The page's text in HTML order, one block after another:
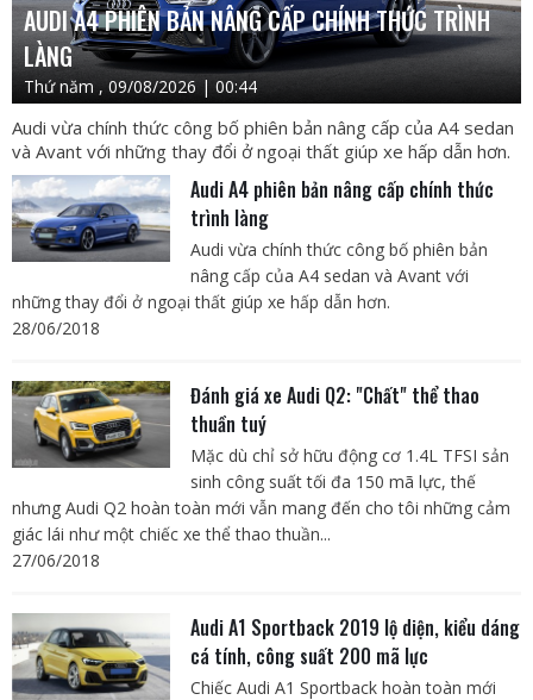
AUDI A4 PHIÊN BẢN NÂNG CẤP CHÍNH THỨC TRÌNH
LÀNG
Thứ năm , 09/08/2026 | 00:44
Audi vừa chính thức công bố phiên bản nâng cấp của A4 sedan
và Avant với những thay đổi ở ngoại thất giúp xe hấp dẫn hơn.
Audi A4 phiên bản nâng cấp chính thức
trình làng
Audi vừa chính thức công bố phiên bản
nâng cấp của A4 sedan và Avant với
những thay đổi ở ngoại thất giúp xe hấp dẫn hơn.
28/06/2018
Đánh giá xe Audi Q2: "Chất" thể thao
thuần tuý
Mặc dù chỉ sở hữu động cơ 1.4L TFSI sản
sinh công suất tối đa 150 mã lực, thế
nhưng Audi Q2 hoàn toàn mới vẫn mang đến cho tôi những cảm
giác lái như một chiếc xe thể thao thuần...
27/06/2018
Audi A1 Sportback 2019 lộ diện, kiểu dáng
cá tính, công suất 200 mã lực
Chiếc Audi A1 Sportback hoàn toàn mới